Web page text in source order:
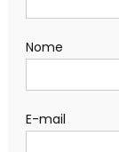
Nome
E-mail